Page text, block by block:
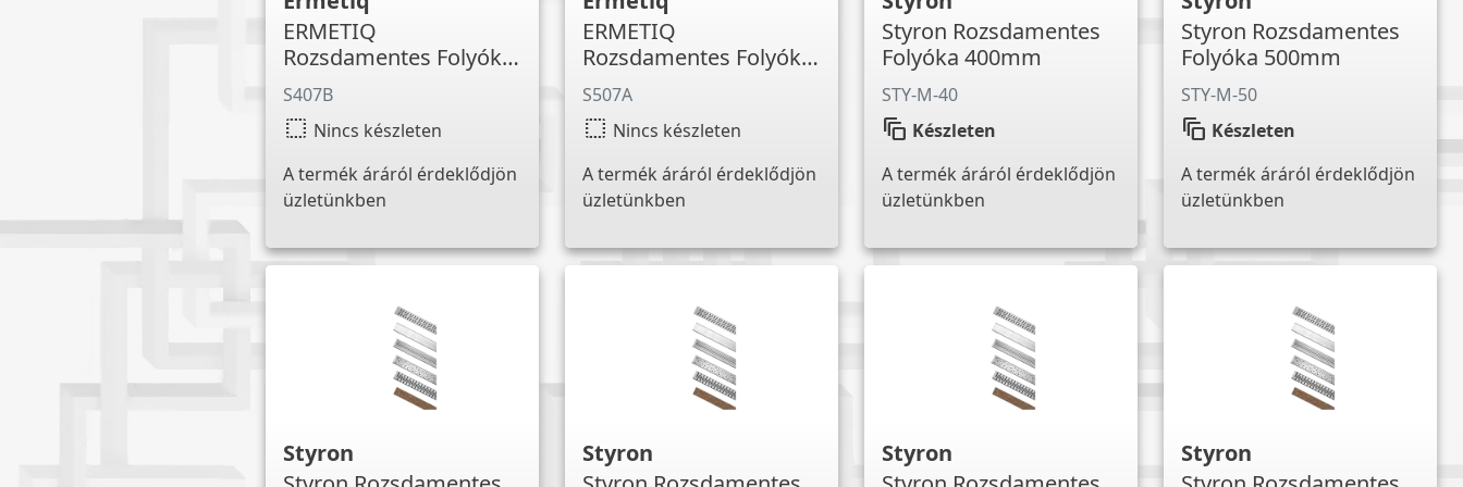
ERMETIQ
Rozsdamentes Folyóka
400mm
S407B
select Nincs készleten
A termék áráról érdeklődjön
üzletünkben
ERMETIQ
Rozsdamentes Folyóka
500mm
S507A
select Nincs készleten
A termék áráról érdeklődjön
üzletünkben
Styron Rozsdamentes
Folyóka 400mm
STY-M-40
auto_awesome_motion Készleten
A termék áráról érdeklődjön
üzletünkben
Styron Rozsdamentes
Folyóka 500mm
STY-M-50
auto_awesome_motion Készleten
A termék áráról érdeklődjön
üzletünkben
Styron
Styron
Styron
Styron